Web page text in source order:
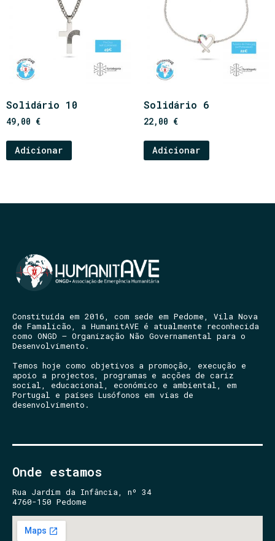
Solidário 10
49,00 €
Adicionar
Solidário 6
22,00 €
Adicionar
Constituída em 2016, com sede em Pedome, Vila Nova
de Famalicão, a HumanitAVE é atualmente reconhecida
como ONGD – Organização Não Governamental para o
Desenvolvimento.
Temos hoje como objetivos a promoção, execução e
apoio a projectos, programas e acções de cariz
social, educacional, económico e ambiental, em
Portugal e países Lusófonos em vias de
desenvolvimento.
Onde estamos
Rua Jardim da Infância, nº 34
4760-150 Pedome